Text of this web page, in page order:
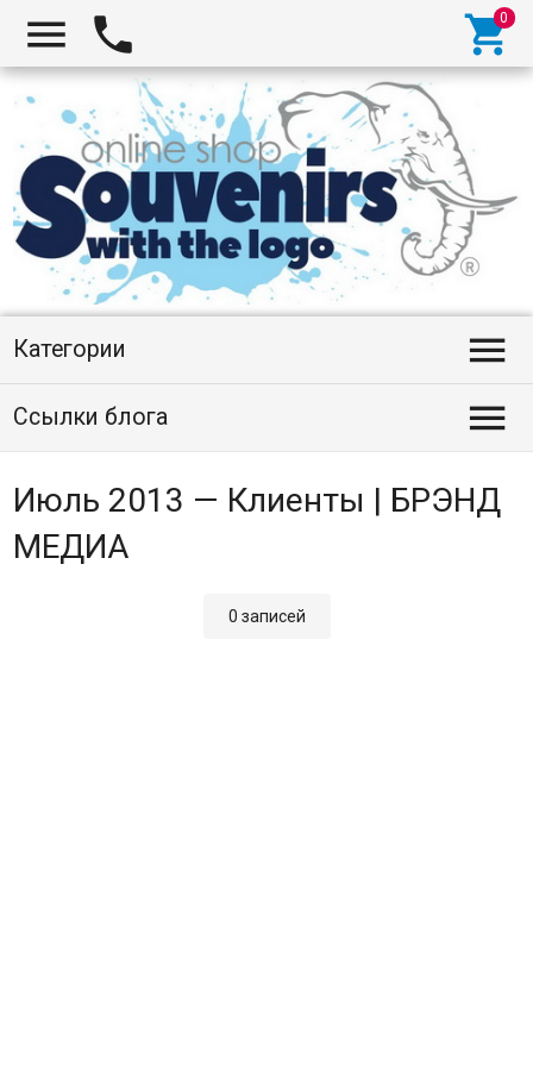
  
Категории 
Ссылки блога 
Июль 2013 — Клиенты | БРЭНД
МЕДИА
0 записей